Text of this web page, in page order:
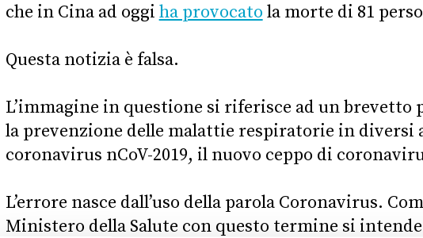
che in Cina ad oggi ha provocato la morte di 81
Questa notizia è falsa.
L’immagine in questione si riferisce ad un brevetto
la prevenzione delle malattie respiratorie in diversi
coronavirus nCoV-2019, il nuovo ceppo di
L’errore nasce dall’uso della parola Coronavirus.
Ministero della Salute con questo termine si